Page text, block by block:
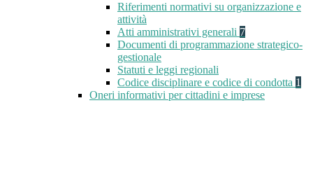
Riferimenti normativi su organizzazione e
attività
Atti amministrativi generali 7
Documenti di programmazione strategico-
gestionale
Statuti e leggi regionali
Codice disciplinare e codice di condotta 1
Oneri informativi per cittadini e imprese